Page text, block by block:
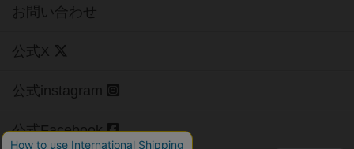
お問い合わせ
公式X
公式instagram
公式Facebook